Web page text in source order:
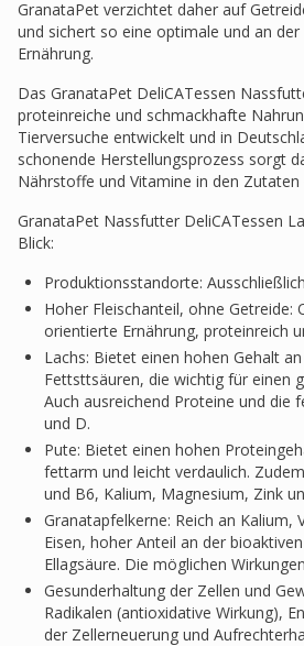
GranataPet verzichtet daher auf
und sichert so eine optimale und an
Ernährung.
Das GranataPet DeliCATessen
proteinreiche und schmackhafte
Tierversuche entwickelt und in
schonende Herstellungsprozess sorgt
Nährstoffe und Vitamine in den Zutaten
GranataPet Nassfutter DeliCATessen
Blick:
Produktionsstandorte:
Hoher Fleischanteil, ohne Getreide:
orientierte Ernährung, proteinreich
Lachs: Bietet einen hohen Gehalt
Fettsttsäuren, die wichtig für einen
Auch ausreichend Proteine und die
und D.
Pute: Bietet einen hohen
fettarm und leicht verdaulich.
und B6, Kalium, Magnesium, Zink
Granatapfelkerne: Reich an Kalium,
Eisen, hoher Anteil an der
Ellagsäure. Die möglichen
Gesunderhaltung der Zellen und
Radikalen (antioxidative Wirkung),
der Zellerneuerung und